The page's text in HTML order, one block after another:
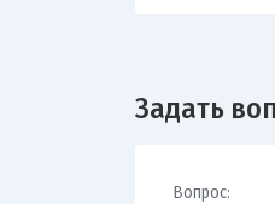
Задать
Вопрос: